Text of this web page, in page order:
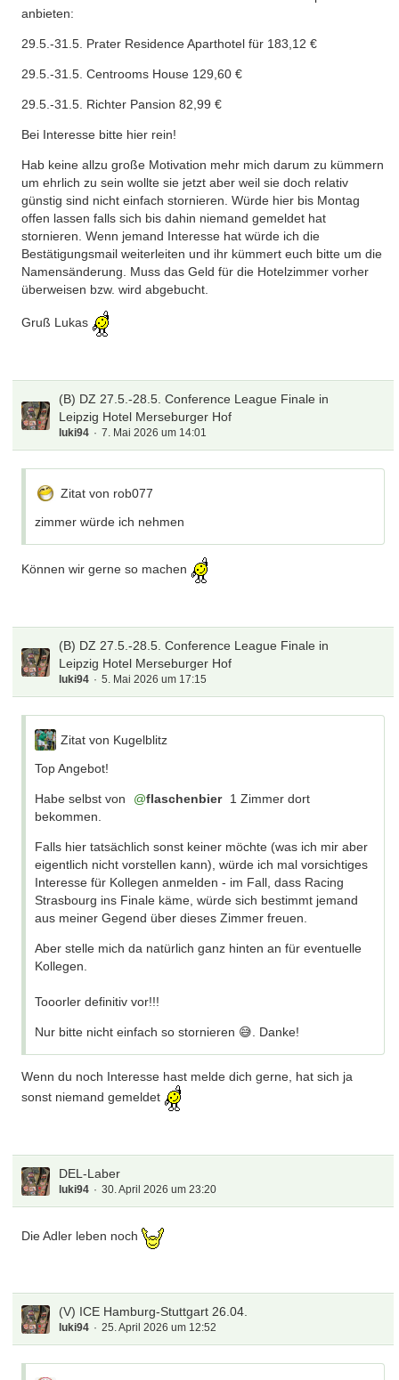
anbieten:
29.5.-31.5. Prater Residence Aparthotel für 183,12 €
29.5.-31.5. Centrooms House 129,60 €
29.5.-31.5. Richter Pansion 82,99 €
Bei Interesse bitte hier rein!
Hab keine allzu große Motivation mehr mich darum zu kümmern
um ehrlich zu sein wollte sie jetzt aber weil sie doch relativ
günstig sind nicht einfach stornieren. Würde hier bis Montag
offen lassen falls sich bis dahin niemand gemeldet hat
stornieren. Wenn jemand Interesse hat würde ich die
Bestätigungsmail weiterleiten und ihr kümmert euch bitte um die
Namensänderung. Muss das Geld für die Hotelzimmer vorher
überweisen bzw. wird abgebucht.
Gruß Lukas
(B) DZ 27.5.-28.5. Conference League Finale in
Leipzig Hotel Merseburger Hof
luki94 7. Mai 2026 um 14:01
Zitat von rob077
zimmer würde ich nehmen
Können wir gerne so machen
(B) DZ 27.5.-28.5. Conference League Finale in
Leipzig Hotel Merseburger Hof
luki94 5. Mai 2026 um 17:15
Zitat von Kugelblitz
Top Angebot!
Habe selbst von flaschenbier 1 Zimmer dort
bekommen.
Falls hier tatsächlich sonst keiner möchte (was ich mir aber
eigentlich nicht vorstellen kann), würde ich mal vorsichtiges
Interesse für Kollegen anmelden - im Fall, dass Racing
Strasbourg ins Finale käme, würde sich bestimmt jemand
aus meiner Gegend über dieses Zimmer freuen.
Aber stelle mich da natürlich ganz hinten an für eventuelle
Kollegen.
Tooorler definitiv vor!!!
Nur bitte nicht einfach so stornieren 😅. Danke!
Wenn du noch Interesse hast melde dich gerne, hat sich ja
sonst niemand gemeldet
DEL-Laber
luki94 30. April 2026 um 23:20
Die Adler leben noch
(V) ICE Hamburg-Stuttgart 26.04.
luki94 25. April 2026 um 12:52